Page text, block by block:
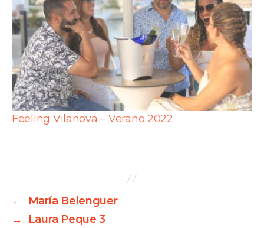
Feeling Vilanova – Verano 2022
←
María Belenguer
→
Laura Peque 3